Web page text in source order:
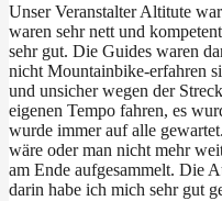
Unser Veranstalter Altitute
waren sehr nett und
sehr gut. Die Guides waren
nicht Mountainbike-erfahren
und unsicher wegen der
eigenen Tempo fahren, es
wurde immer auf alle
wäre oder man nicht mehr
am Ende aufgesammelt. Die
darin habe ich mich sehr gut